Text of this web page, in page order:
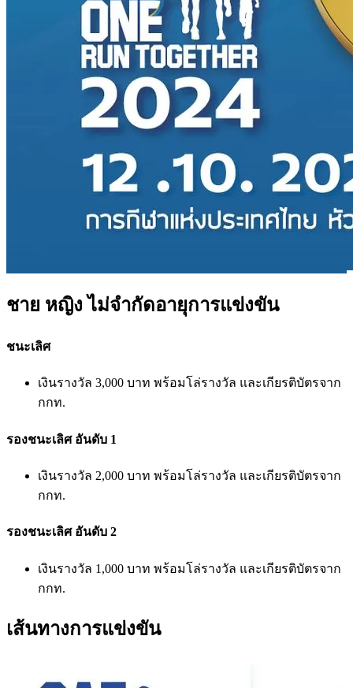
ชาย หญิง ไม่จำกัดอายุการแข่งขัน
ชนะเลิศ
เงินรางวัล 3,000 บาท พร้อมโล่รางวัล และเกียรติบัตรจาก
กกท.
รองชนะเลิศ อันดับ 1
เงินรางวัล 2,000 บาท พร้อมโล่รางวัล และเกียรติบัตรจาก
กกท.
รองชนะเลิศ อันดับ 2
เงินรางวัล 1,000 บาท พร้อมโล่รางวัล และเกียรติบัตรจาก
กกท.
เส้นทางการแข่งขัน